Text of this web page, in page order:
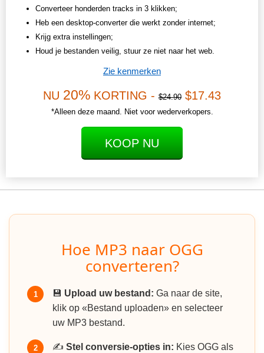
Converteer honderden tracks in 3 klikken;
Heb een desktop-converter die werkt zonder internet;
Krijg extra instellingen;
Houd je bestanden veilig, stuur ze niet naar het web.
Zie kenmerken
NU 20% KORTING - $24.90 $17.43
*Alleen deze maand. Niet voor wederverkopers.
KOOP NU
Hoe MP3 naar OGG
converteren?
1 💾 Upload uw bestand: Ga naar de site,
klik op «Bestand uploaden» en selecteer
uw MP3 bestand.
2 ✍️ Stel conversie-opties in: Kies OGG als